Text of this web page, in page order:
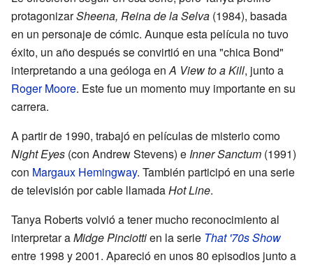
protagonizarSheena, Reina de la Selva (1984), basada
en un personaje de cómic. Aunque esta película no tuvo
éxito, un año después se convirtió en una "chica Bond"
interpretando a una geóloga enA View to a Kill, junto a
Roger Moore. Este fue un momento muy importante en su
carrera.
A partir de 1990, trabajó en películas de misterio como
Night Eyes (con Andrew Stevens) e Inner Sanctum (1991)
con Margaux Hemingway. También participó en una serie
de televisión por cable llamadaHot Line.
Tanya Roberts volvió a tener mucho reconocimiento al
interpretar aMidge Pinciottien la serie That '70s Show
entre 1998 y 2001. Apareció en unos 80 episodios junto a